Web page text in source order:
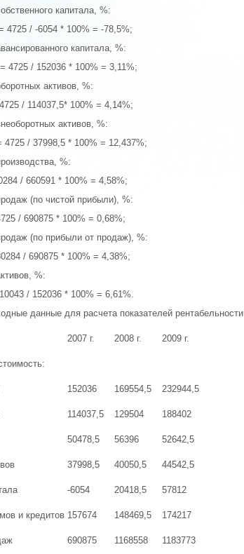
капитала, %:
4725 / -6054 * 100% = -78,5%;
капитала, %:
4725 / 152036 * 100% = 3,11%;
активов, %:
/ 114037,5* 100% = 4,14%;
активов, %:
4725 / 37998,5 * 100% = 12,437%;
%:
/ 660591 * 100% = 4,58%;
(по чистой прибыли), %:
/ 690875 * 100% = 0,68%;
(по прибыли от продаж), %:
/ 690875 * 100% = 4,38%;
%:
/ 152036 * 100% = 6,61%.
данные для расчета показателей рентабельности
2007 г. 2008 г. 2009 г.
152036 169554,5 232944,5
114037,5 129504 188402
50478,5 56396 52642,5
37998,5 40050,5 44542,5
-6054 20418,5 57812
и кредитов 157674 148469,5 174217
690875 1168558 1183773